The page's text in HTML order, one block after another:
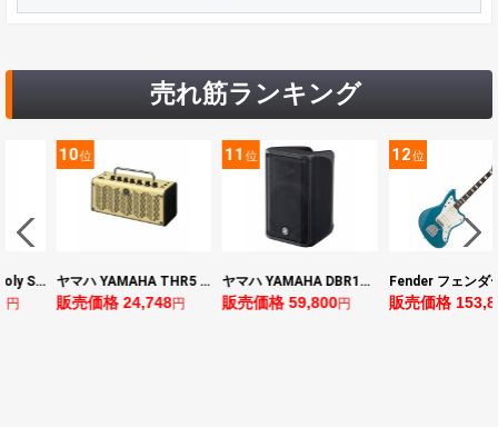
売れ筋ランキング
BOSS ボス XS-1 Poly Shifter ギターエフェクター ピッチシフター
円
10位
ヤマハ YAMAHA THR5 コンパクトギターアンプ 小型アンプ
販売価格 24,748円
11位
ヤマハ YAMAHA DBR10 パワードスピーカー
販売価格 59,800円
12位
販売価格